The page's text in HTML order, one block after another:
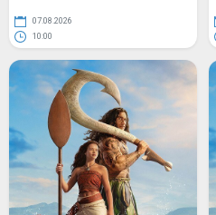
07.08.2026
10:00